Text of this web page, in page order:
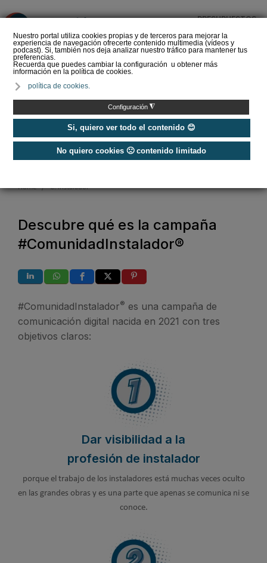
Nuestro portal utiliza cookies propias y de terceros para mejorar la
experiencia de navegación ofrecerte contenido multimedia (vídeos y
podcast). Si, también nos deja analizar nuestro tráfico para mantener tus
preferencias.
Recuerda que puedes cambiar la configuración u obtener más
información en la política de cookies.
política de cookies.
Configuración ◮
Si, quiero ver todo el contenido 😊
No quiero cookies 🙁 contenido limitado
PRESUPUESTOS
Nos unimos para poner en valor la profesión
#ComunidadInstalador
¡ÚNETE A LA CAMPAÑA!
Home / C. instalador
Descubre qué es la campaña
#ComunidadInstalador®
#ComunidadInstalador® es una campaña de
comunicación digital nacida en 2021 con tres
objetivos claros:
Dar visibilidad a la
profesión de instalador
porque el trabajo de los instaladores está muchas veces oculto
en las grandes obras y es una parte que apenas se comunica ni se
conoce.